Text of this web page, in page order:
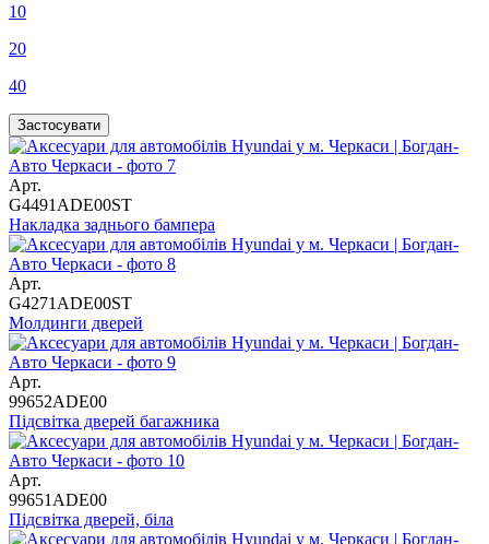
10
20
40
Арт.
G4491ADE00ST
Накладка заднього бампера
Арт.
G4271ADE00ST
Молдинги дверей
Арт.
99652ADE00
Підсвітка дверей багажника
Арт.
99651ADE00
Підсвітка дверей, біла